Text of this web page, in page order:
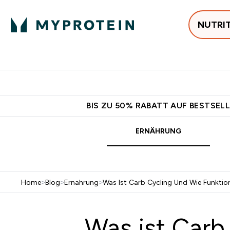
BIS ZU 50% RABATT AUF
ERNÄHRUNG
Home>Blog>Ernahrung>Was Ist Carb Cycling Und Wie